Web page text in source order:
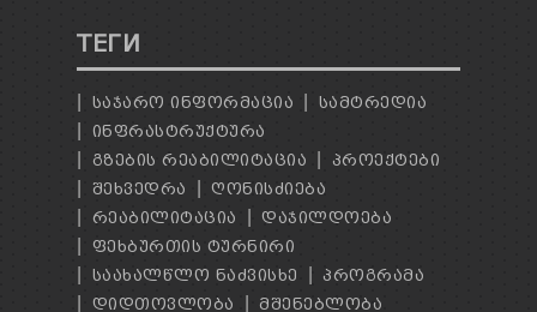
ТЕГИ
ᲡᲐᲯᲐᲠᲝ ᲘᲜᲤᲝᲠᲛᲐᲪᲘᲐ
ᲡᲐᲛᲢᲠᲔᲓᲘᲐ
ᲘᲜᲤᲠᲐᲡᲢᲠᲣᲥᲢᲣᲠᲐ
ᲒᲖᲔᲑᲘᲡ ᲠᲔᲐᲑᲘᲚᲘᲢᲐᲪᲘᲐ
ᲞᲠᲝᲔᲥᲢᲔᲑᲘ
ᲨᲔᲮᲕᲔᲓᲠᲐ
ᲦᲝᲜᲘᲡᲫᲘᲔᲑᲐ
ᲠᲔᲐᲑᲘᲚᲘᲢᲐᲪᲘᲐ
ᲓᲐᲯᲘᲚᲓᲝᲔᲑᲐ
ᲤᲔᲮᲑᲣᲠᲗᲘᲡ ᲢᲣᲠᲜᲘᲠᲘ
ᲡᲐᲐᲮᲐᲚᲬᲚᲝ ᲜᲐᲫᲕᲘᲡᲮᲔ
ᲞᲠᲝᲒᲠᲐᲛᲐ
ᲓᲘᲓᲗᲝᲕᲚᲝᲑᲐ
ᲛᲨᲔᲜᲔᲑᲚᲝᲑᲐ